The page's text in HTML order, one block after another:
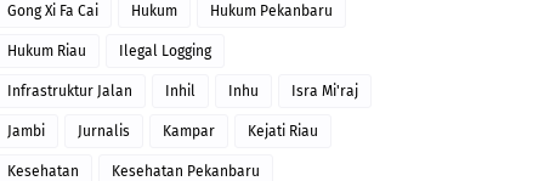
Gong Xi Fa Cai Hukum Hukum Pekanbaru
Hukum Riau Ilegal Logging
Infrastruktur Jalan Inhil Inhu Isra Mi'raj
Jambi Jurnalis Kampar Kejati Riau
Kesehatan Kesehatan Pekanbaru